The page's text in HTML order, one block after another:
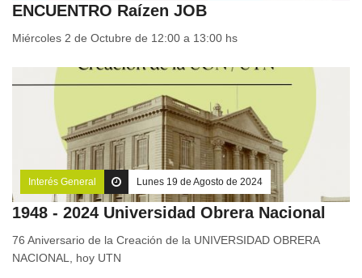
ENCUENTRO Raízen JOB
Miércoles 2 de Octubre de 12:00 a 13:00 hs
Interés General Lunes 19 de Agosto de 2024
1948 - 2024 Universidad Obrera Nacional
76 Aniversario de la Creación de la UNIVERSIDAD OBRERA
NACIONAL, hoy UTN